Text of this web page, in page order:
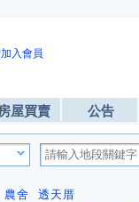
入會員
房屋買賣 公告
農舍
透天厝